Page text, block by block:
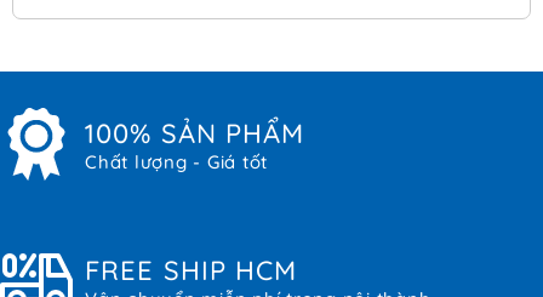
100% SẢN PHẨM
Chất lượng - Giá tốt
FREE SHIP HCM